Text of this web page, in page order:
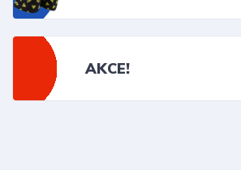
AKCE!